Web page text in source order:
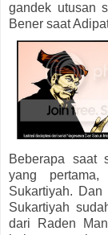
gandek utusan
Bener saat
Beberapa saat
yang
Sukartiyah.
Sukartiyah
dari Raden